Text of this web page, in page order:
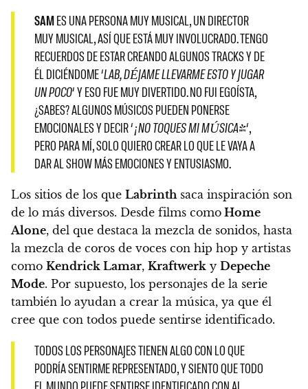
SAMES UNA PERSONA MUY MUSICAL, UN DIRECTOR
MUY MUSICAL, ASÍ QUE ESTÁ MUY INVOLUCRADO.TENGO
RECUERDOS DE ESTAR CREANDO ALGUNOS TRACKS Y DE
ÉL DICIÉNDOME ‘LAB, DÉJAME LLEVARME ESTO Y JUGAR
UN POCO‘ Y ESO FUE MUY DIVERTIDO. NO FUI EGOÍSTA,
¿SABES? ALGUNOS MÚSICOS PUEDEN PONERSE
EMOCIONALES Y DECIR ‘¡NO TOQUES MI MÚSICA!‘,
PERO PARA MÍ,SOLO QUIERO CREAR LO QUE LE VAYA A
DAR AL SHOW MÁS EMOCIONES Y ENTUSIASMO.
Los sitios de los que Labrinth saca inspiración son
de lo más diversos. Desde films como Home
Alone, del que destaca la mezcla de sonidos, hasta
la mezcla de coros de voces con hip hop y artistas
como Kendrick Lamar, Kraftwerk y Depeche
Mode. Por supuesto, los personajes de la serie
también lo ayudan a crear la música, ya que él
cree que con todos puede sentirse identificado.
TODOS LOS PERSONAJES TIENEN ALGO CON LO QUE
PODRÍA SENTIRME REPRESENTADO, Y SIENTO QUE TODO